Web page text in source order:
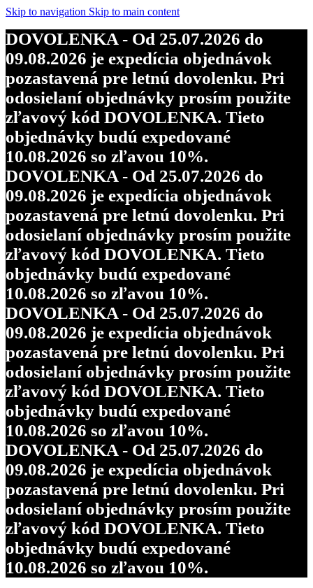
Skip to navigation Skip to main content
DOVOLENKA - Od 25.07.2026 do
09.08.2026 je expedícia objednávok
pozastavená pre letnú dovolenku. Pri
odosielaní objednávky prosím použite
zľavový kód DOVOLENKA. Tieto
objednávky budú expedované
10.08.2026 so zľavou 10%.
DOVOLENKA - Od 25.07.2026 do
09.08.2026 je expedícia objednávok
pozastavená pre letnú dovolenku. Pri
odosielaní objednávky prosím použite
zľavový kód DOVOLENKA. Tieto
objednávky budú expedované
10.08.2026 so zľavou 10%.
DOVOLENKA - Od 25.07.2026 do
09.08.2026 je expedícia objednávok
pozastavená pre letnú dovolenku. Pri
odosielaní objednávky prosím použite
zľavový kód DOVOLENKA. Tieto
objednávky budú expedované
10.08.2026 so zľavou 10%.
DOVOLENKA - Od 25.07.2026 do
09.08.2026 je expedícia objednávok
pozastavená pre letnú dovolenku. Pri
odosielaní objednávky prosím použite
zľavový kód DOVOLENKA. Tieto
objednávky budú expedované
10.08.2026 so zľavou 10%.